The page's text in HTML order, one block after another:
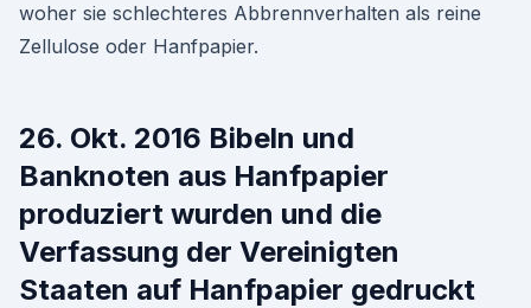
woher sie schlechteres Abbrennverhalten als reine
Zellulose oder Hanfpapier.
26. Okt. 2016 Bibeln und
Banknoten aus Hanfpapier
produziert wurden und die
Verfassung der Vereinigten
Staaten auf Hanfpapier gedruckt